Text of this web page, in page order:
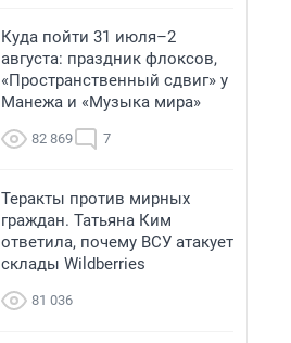
Куда пойти 31 июля–2
августа: праздник флоксов,
«Пространственный сдвиг» у
Манежа и «Музыка мира»
82 869 7
Теракты против мирных
граждан. Татьяна Ким
ответила, почему ВСУ атакует
склады Wildberries
81 036